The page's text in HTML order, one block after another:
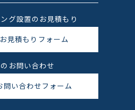
グ設置のお見積もり
お見積もりフォーム
お問い合わせ
問い合わせフォーム